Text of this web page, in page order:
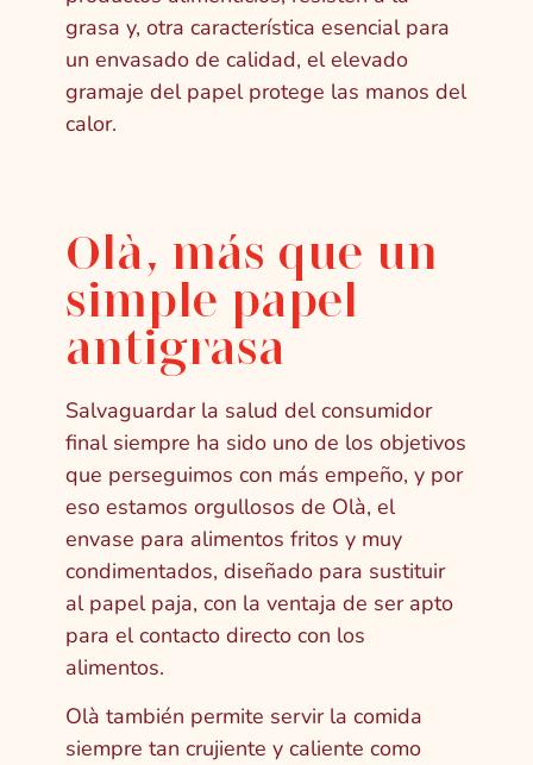
grasa y, otra característica esencial para
un envasado de calidad, el elevado
gramaje del papel protege las manos del
calor.
Olà, más que un
simple papel
antigrasa
Salvaguardar la salud del consumidor
final siempre ha sido uno de los objetivos
que perseguimos con más empeño, y por
eso estamos orgullosos de Olà, el
envase para alimentos fritos y muy
condimentados, diseñado para sustituir
al papel paja, con la ventaja de ser apto
para el contacto directo con los
alimentos.
Olà también permite servir la comida
siempre tan crujiente y caliente como